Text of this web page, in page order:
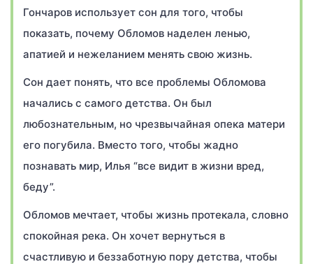
Гончаров использует сон для того, чтобы
показать, почему Обломов наделен ленью,
апатией и нежеланием менять свою жизнь.
Сон дает понять, что все проблемы Обломова
начались с самого детства. Он был
любознательным, но чрезвычайная опека матери
его погубила. Вместо того, чтобы жадно
познавать мир, Илья “все видит в жизни вред,
беду”.
Обломов мечтает, чтобы жизнь протекала, словно
спокойная река. Он хочет вернуться в
счастливую и беззаботную пору детства, чтобы